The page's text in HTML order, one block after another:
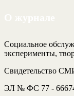
Социальное
эксперименты,
Свидетельство
ЭЛ № ФС 77 -